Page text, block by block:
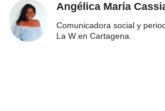
Angélica María
Comunicadora social y
La W en Cartagena.